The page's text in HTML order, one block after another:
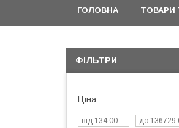
ГОЛОВНА ТОВАРИ
ФІЛЬТРИ
Ціна